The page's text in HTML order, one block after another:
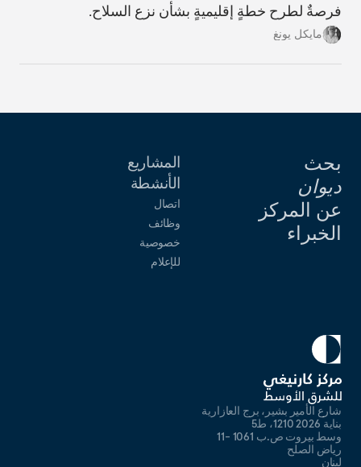
فرصةٌ لطرح خطةٍ إقليميةٍ بشأن نزع السلاح.
مايكل يونغ
شارع الأمير بشير، برج العازارية
بناية 2026 1210، ط5
وسط بيروت ص.ب 1061 -11
رياض الصلح
لبنان
بحث
ديوان
عن المركز
الخبراء
المشاريع
الأنشطة
اتصال
وظائف
خصوصية
للإعلام